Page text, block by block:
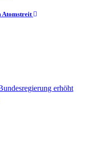
Atomstreit